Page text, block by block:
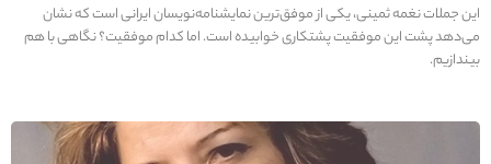
این جملات نغمه ثمینی، یکی از موفق‌ترین نمایشنامه‌نویسان ایرانی است که نشان
می‌دهد پشت این موفقیت پشتکاری خوابیده است. اما کدام موفقیت؟ نگاهی با هم
بیندازیم.